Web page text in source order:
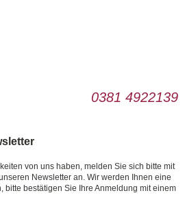
0381 4922139
von uns haben, melden Sie sich bitte mit
Newsletter an. Wir werden Ihnen eine
bitte bestätigen Sie Ihre Anmeldung mit einem